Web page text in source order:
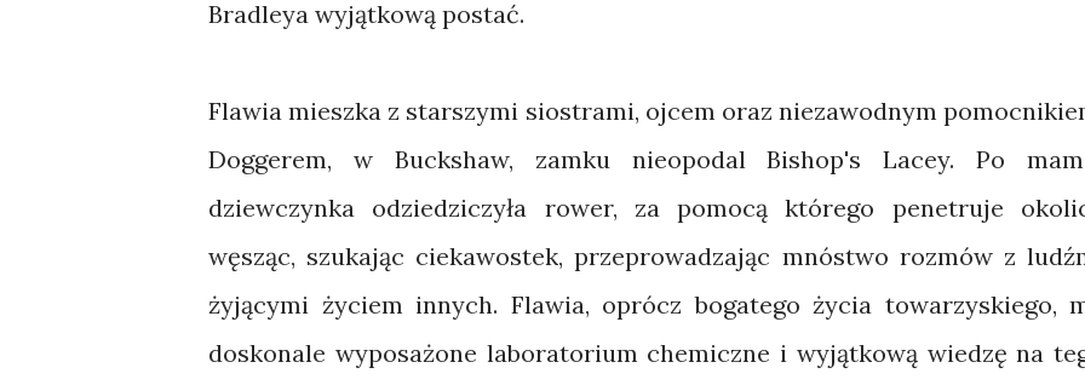
Bradleya wyjątkową postać.
Flawia mieszka z starszymi siostrami, ojcem oraz niezawodnym
Doggerem, w Buckshaw, zamku nieopodal Bishop's Lacey. Po
dziewczynka odziedziczyła rower, za pomocą którego penetruje
węsząc, szukając ciekawostek, przeprowadzając mnóstwo rozmów z
żyjącymi życiem innych. Flawia, oprócz bogatego życia towarzyskiego,
doskonale wyposażone laboratorium chemiczne i wyjątkową wiedzę na